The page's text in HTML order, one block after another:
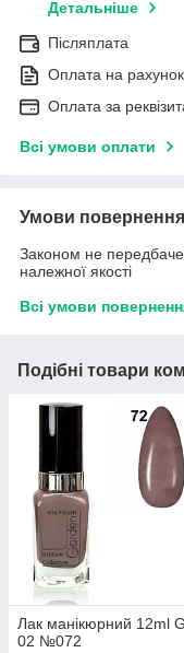
Детальніше
Післяплата
Оплата на рахунок
Оплата за
Всі умови оплати
Умови повернення
Законом не
належної якості
Всі умови
Подібні товари
Лак манікюрний 12ml
02 №072